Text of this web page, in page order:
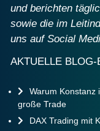
und berichten
sowie die im
uns auf Social
AKTUELLE BLOG-
Warum Konstanz
große Trade
DAX Trading mit